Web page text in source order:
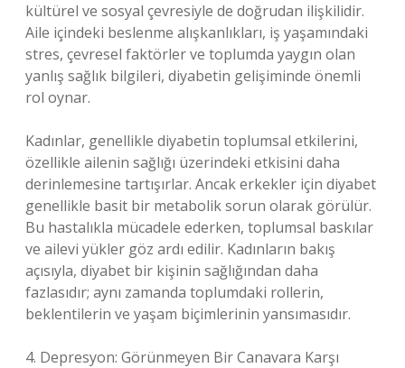
kültürel ve sosyal çevresiyle de doğrudan ilişkilidir.
Aile içindeki beslenme alışkanlıkları, iş yaşamındaki
stres, çevresel faktörler ve toplumda yaygın olan
yanlış sağlık bilgileri, diyabetin gelişiminde önemli
rol oynar.
Kadınlar, genellikle diyabetin toplumsal etkilerini,
özellikle ailenin sağlığı üzerindeki etkisini daha
derinlemesine tartışırlar. Ancak erkekler için diyabet
genellikle basit bir metabolik sorun olarak görülür.
Bu hastalıkla mücadele ederken, toplumsal baskılar
ve ailevi yükler göz ardı edilir. Kadınların bakış
açısıyla, diyabet bir kişinin sağlığından daha
fazlasıdır; aynı zamanda toplumdaki rollerin,
beklentilerin ve yaşam biçimlerinin yansımasıdır.
4. Depresyon: Görünmeyen Bir Canavara Karşı